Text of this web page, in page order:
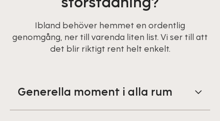
Ibland behöver hemmet en ordentlig
genomgång, ner till varenda liten list. Vi ser till att
det blir riktigt rent helt enkelt.
Generella moment i alla rum